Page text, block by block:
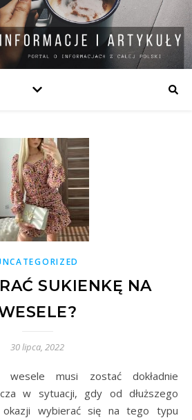
SUKIENKĘ NA
30 lipca, 2022
w sytuacji, gdy od dłuższego
okazji wybierać się na tego typu